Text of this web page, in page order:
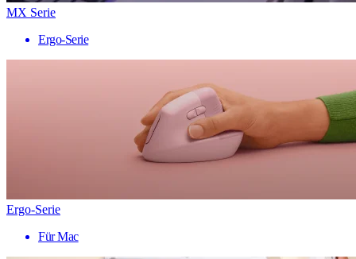
MX Serie
Ergo-Serie
Ergo-Serie
Für Mac